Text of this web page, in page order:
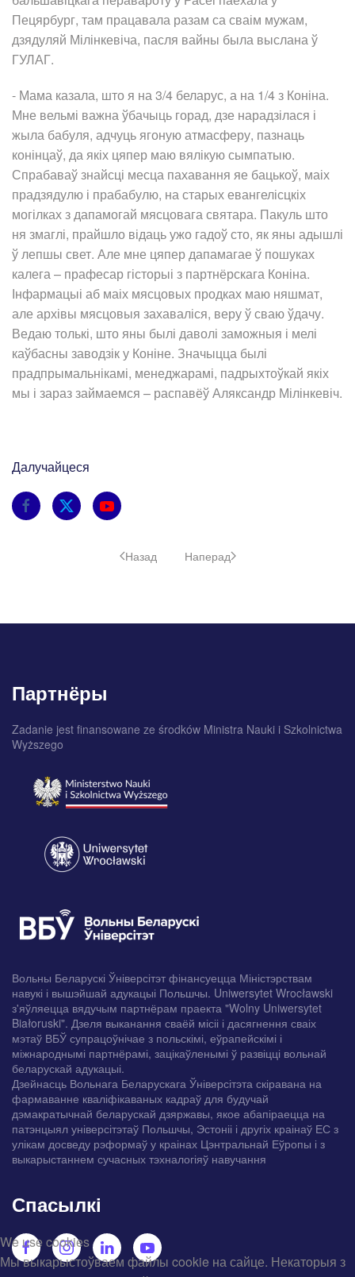
Далучайцеся
Пецярбург, там працавала разам са сваім мужам,
дзядуляй Мілінкевіча, пасля вайны была выслана ў
ГУЛАГ.
- Мама казала, што я на 3/4 беларус, а на 1/4 з Коніна.
Мне вельмі важна ўбачыць горад, дзе нарадзілася і
жыла бабуля, адчуць ягоную атмасферу, пазнаць
конінцаў, да якіх цяпер маю вялікую сымпатыю.
Спрабаваў знайсці месца пахавання яе бацькоў, маіх
прадзядулю і прабабулю, на старых евангелісцкіх
могілках з дапамогай мясцовага святара. Пакуль што
ня змаглі, прайшло відаць ужо гадоў сто, як яны адышлі
ў лепшы свет. Але мне цяпер дапамагае ў пошуках
калега – прафесар гісторыі з партнёрскага Коніна.
Інфармацыі аб маіх мясцовых продках маю няшмат,
але архівы мясцовыя захаваліся, веру ў сваю ўдачу.
Ведаю толькі, што яны былі даволі заможныя і мелі
каўбасны заводзік у Коніне. Значыцца былі
прадпрымальнікамі, менеджарамі, падрыхтоўкай якіх
мы і зараз займаемся – распавёў Аляксандр Мілінкевіч.
Назад Наперад
Партнёры
Zadanie jest finansowane ze środków Ministra Nauki i Szkolnictwa
Wyższego
Вольны Беларускі Ўніверсітэт фінансуецца Міністэрствам
навукі і вышэйшай адукацыі Польшчы. Uniwersytet Wrocławski
з'яўляецца вядучым партнёрам праекта "Wolny Uniwersytet
Białoruski". Дзеля выканання сваёй місіі і дасягнення сваіх
мэтаў ВБЎ супрацоўнічае з польскімі, еўрапейскімі і
міжнароднымі партнёрамі, зацікаўленымі ў развіцці вольнай
беларускай адукацыі.
Дзейнасць Вольнага Беларускага Ўніверсітэта скіравана на
фармаванне кваліфікаваных кадраў для будучай
дэмакратычнай беларускай дзяржавы, якое абапіраецца на
патэнцыял універсітэтаў Польшчы, Эстоніі і другіх краінаў ЕС з
улікам досведу рэформаў у краінах Цэнтральнай Еўропы і з
выкарыстаннем сучасных тэхналогіяў навучання
Спасылкі
We use cookies
Мы выкарыстоўваем файлы cookie на сайце. Некаторыя з